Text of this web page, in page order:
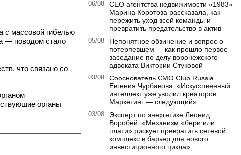
с массовой гибелью
— поводом стало
что связано со
органы
06/08
CEO агентства недвижимости «1983»
Марина Коротова рассказала, как
пережить уход всей команды и
превратить предательство в актив
05/08
Непонятное обвинение и вопрос о
потерпевшем — как прошло первое
заседание по делу воронежского
адвоката Виктории Стуковой
03/08
Сооснователь CMO Club Russia
Евгения Чурбанова: «Искусственный
интеллект уже уволил креаторов.
Маркетинг — следующий»
03/08
Эксперт по энергетике Леонид
Воробей: «Механизм «бери или
плати» рискует превратить сетевой
комплекс в барьер для нового
инвестиционного цикла»